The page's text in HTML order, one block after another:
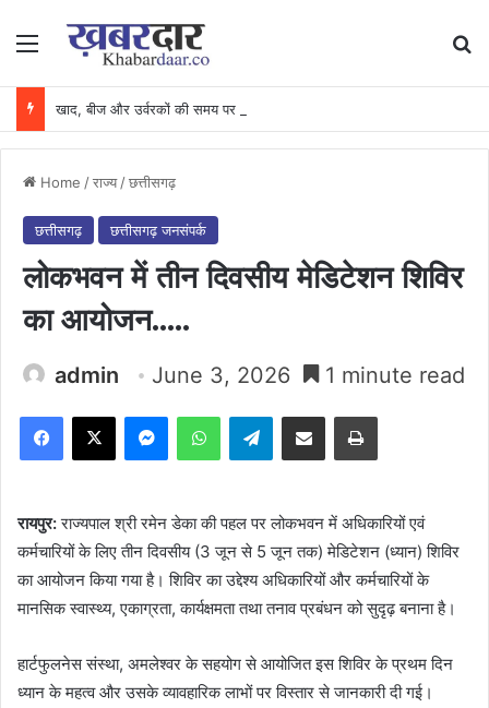
Menu
Home /राज्य /छत्तीसगढ़
छत्तीसगढ़ छत्तीसगढ़ जनसंपर्क
लोकभवन में तीन दिवसीय मेडिटेशन शिविर
का आयोजन…..
admin June 3, 2026 1 minute read
Facebook
X MessengerWhatsAppTelegramShare via Email Print
रायपुर:राज्यपाल श्री रमेन डेका की पहल पर लोकभवन में अधिकारियों एवं
कर्मचारियों के लिए तीन दिवसीय (3 जून से 5 जून तक) मेडिटेशन (ध्यान) शिविर
का आयोजन किया गया है। शिविर का उद्देश्य अधिकारियों और कर्मचारियों के
मानसिक स्वास्थ्य, एकाग्रता, कार्यक्षमता तथा तनाव प्रबंधन को सुदृढ़ बनाना है।
हार्टफुलनेस संस्था, अमलेश्वर के सहयोग से आयोजित इस शिविर के प्रथम दिन
ध्यान के महत्व और उसके व्यावहारिक लाभों पर विस्तार से जानकारी दी गई।